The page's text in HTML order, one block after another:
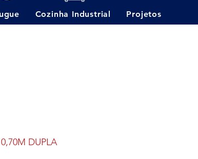
DUPLA
Cozinha Industrial Projetos